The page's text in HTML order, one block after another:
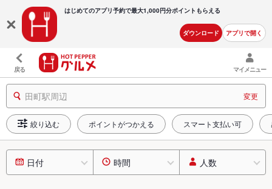
はじめてのアプリ予約で最大1,000円分ポイントもらえる
ダウンロード アプリで開く
戻る マイメニュー
田町駅周辺 変更
絞り込む ポイントがつかえる スマート支払い可
日付 時間 人数